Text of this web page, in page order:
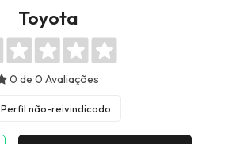
Toyota
0 de 0 Avaliações
Perfil não-reivindicado